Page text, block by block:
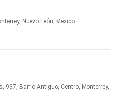
Nuevo León, Mexico
937, Barrio Antiguo, Centro, Monterrey,